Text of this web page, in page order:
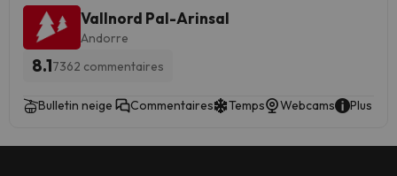
Les enterrements de vie de garçon
causez des dommages à la
Vallnord Pal-Arinsal
Andorre
8.17362 commentaires
Bulletin neige Commentaires Temps Webcams Plus